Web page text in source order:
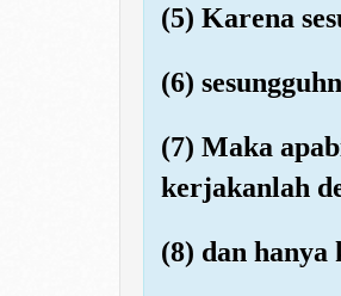
(5) Karena
(6)
(7) Maka
kerjakanlah
(8) dan